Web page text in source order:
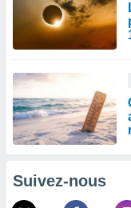
Suivez-nous